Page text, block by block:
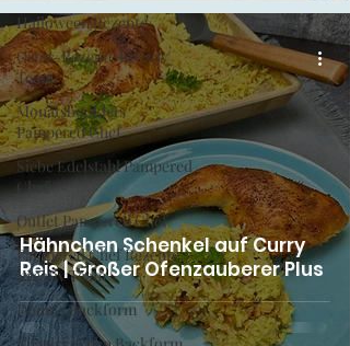
Halloween Rezepte
Oster-Rezepte Kreativ
Team
Monatsbooklets
Pampered Chef
Siebe Edelstahl Pampered
Chef
Outlet Pampered Chef
Pampered Chef Rezepte
Kreativ Team
Donuts Backform
Hähnchen Schenkel auf Curry
Reis | Großer Ofenzauberer Plus